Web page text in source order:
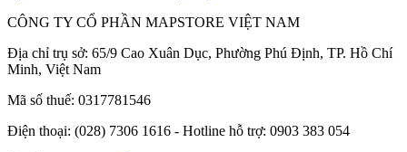
CÔNG TY CỔ PHẦN MAPSTORE VIỆT NAM
Địa chỉ trụ sở: 65/9 Cao Xuân Dục, Phường Phú Định, TP. Hồ Chí
Minh, Việt Nam
Mã số thuế: 0317781546
Điện thoại: (028) 7306 1616 - Hotline hỗ trợ: 0903 383 054